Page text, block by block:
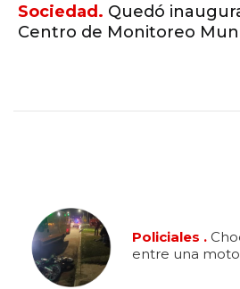
Sociedad. Quedó
Centro de Monitoreo
Policiales .
entre una